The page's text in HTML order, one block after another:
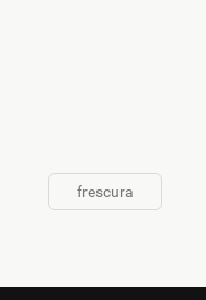
frescura